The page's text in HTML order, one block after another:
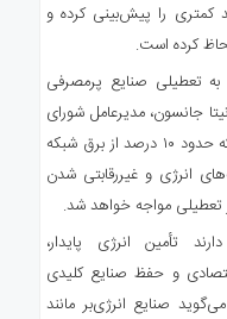
کمتری را پیش‌بینی کرده و
کرده است.
به تعطیلی صنایع پرمصرفی
جانسون، مدیرعامل شورای
آلومینیوم استرالیا، هشدار داد این صنعت، که حدود ۱۰ درصد از برق شبکه
انرژی و غیررقابتی شدن
تعطیلی مواجه خواهد شد.
تأمین انرژی پایدار،
و حفظ صنایع کلیدی
صنایع انرژی‌بر مانند